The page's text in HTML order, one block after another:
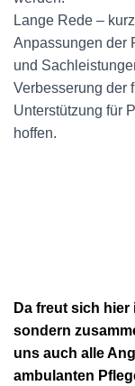
Lange Rede –
Anpassungen der
und
Verbesserung der
Unterstützung für
hoffen.
Da freut sich
sondern
uns auch alle
ambulanten